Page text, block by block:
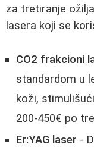
za tretiranje
lasera koji se
CO2 frakcioni
standardom u
koži,
200-450€ po
Er:YAG laser -